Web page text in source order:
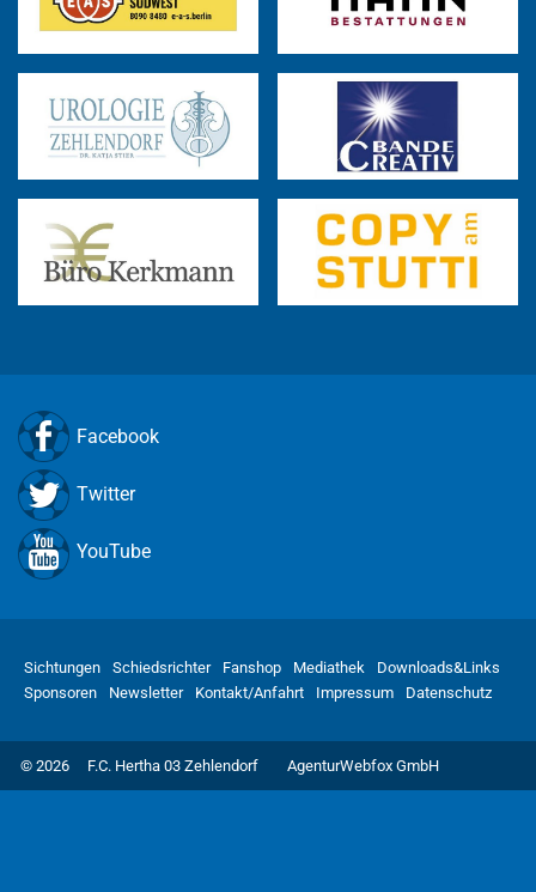
Facebook
Twitter
YouTube
Sichtungen Schiedsrichter Fanshop Mediathek
Downloads&Links
Sponsoren
Newsletter Kontakt/Anfahrt Impressum Datenschutz
© 2026 F.C. Hertha 03 Zehlendorf AgenturWebfox GmbH